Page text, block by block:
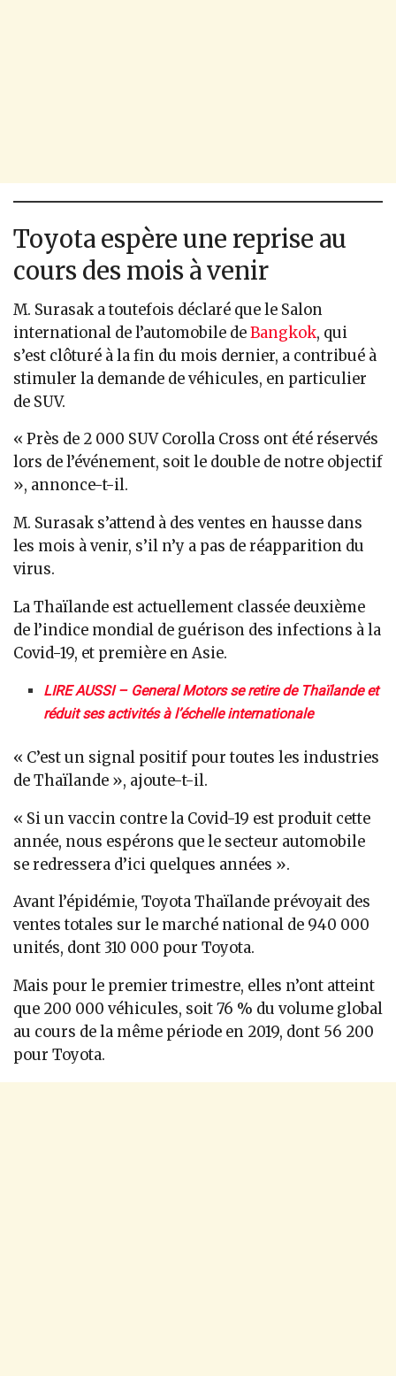
Toyota espère une reprise au
cours des mois à venir
M. Surasak a toutefois déclaré que le Salon
international de l’automobile deBangkok, qui
s’est clôturé à la fin du mois dernier, a contribué à
stimuler la demande de véhicules, en particulier
de SUV.
« Près de 2 000 SUV Corolla Cross ont été réservés
lors de l’événement, soit le double de notre objectif
», annonce-t-il.
M. Surasak s’attend à des ventes en hausse dans
les mois à venir, s’il n’y a pas de réapparition du
virus.
La Thaïlande est actuellement classée deuxième
de l’indice mondial de guérison des infections à la
Covid-19, et première en Asie.
LIRE AUSSI – General Motors se retire de Thaïlande et
réduit ses activités à l’échelle internationale
« C’est un signal positif pour toutes les industries
de Thaïlande », ajoute-t-il.
« Si un vaccin contre la Covid-19 est produit cette
année, nous espérons que le secteur automobile
se redressera d’ici quelques années ».
Avant l’épidémie, Toyota Thaïlande prévoyait des
ventes totales sur le marché national de 940 000
unités, dont 310 000 pour Toyota.
Mais pour le premier trimestre, elles n’ont atteint
que 200 000 véhicules, soit 76 % du volume global
au cours de la même période en 2019, dont 56 200
pour Toyota.